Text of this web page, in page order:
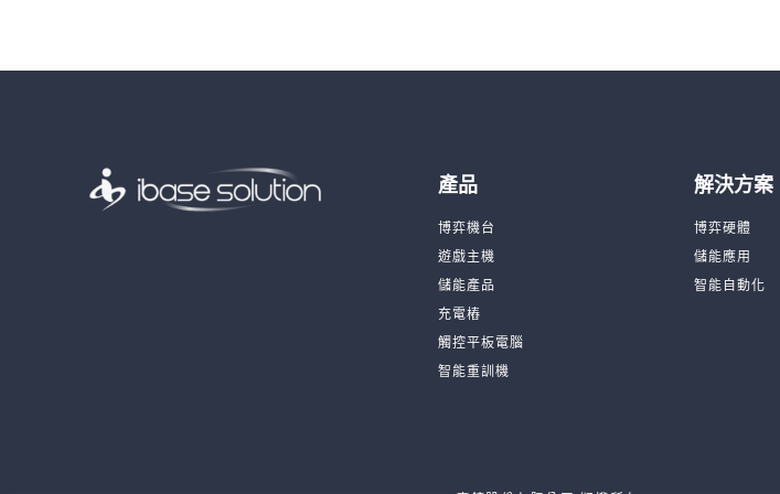
產品
博弈機台
遊戲主機
儲能產品
充電樁
觸控平板電腦
智能重訓機
解決方案
博弈硬體
儲能應用
智能自動化